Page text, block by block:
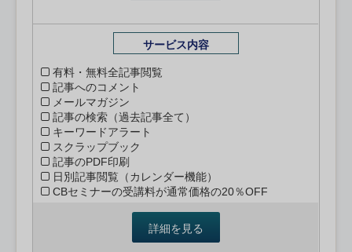
サービス内容
有料・無料全記事閲覧
記事へのコメント
メールマガジン
記事の検索（過去記事全て）
キーワードアラート
スクラップブック
記事のPDF印刷
日別記事閲覧（カレンダー機能）
CBセミナーの受講料が通常価格の20％OFF
詳細を見る